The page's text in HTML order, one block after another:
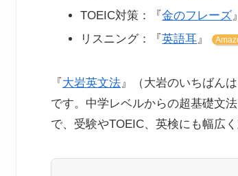
TOEIC対策：『金のフレーズ
リスニング：『英語耳 』
『大岩英文法 』（大岩のいちばん
です。中学レベルからの超基礎文
で、受験やTOEIC、英検にも幅広く